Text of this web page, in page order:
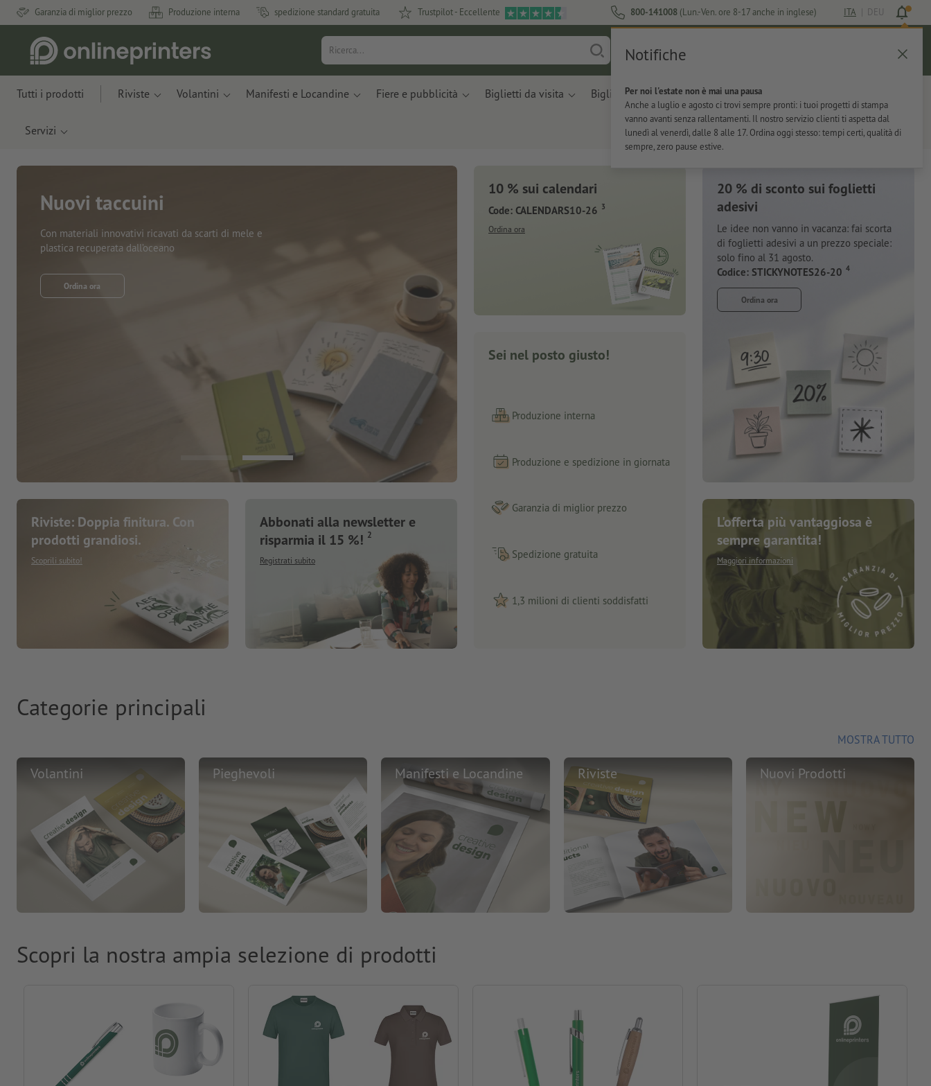
Garanzia di miglior prezzo Produzione interna spedizione standard gratuita Trustpilot - Eccellente 800-141008 (Lun.-Ven. ore 8-17 anche in inglese) ITA | DEU
Notifiche
Per noi l'estate non è mai una pausa
Anche a luglio e agosto ci trovi sempre pronti: i tuoi progetti di stampa
vanno avanti senza rallentamenti. Il nostro servizio clienti ti aspetta dal
lunedì al venerdì, dalle 8 alle 17. Ordina oggi stesso: tempi certi, qualità di
sempre, zero pause estive.
Carrello
Tutti i prodotti Riviste Volantini Manifesti e Locandine Fiere e pubblicità Biglietti da visita Biglietti Per l'ufficio Adesivi
Servizi
Nuovi taccuini
Con materiali innovativi ricavati da scarti di mele e
plastica recuperata dall’oceano
Ordina ora
Riviste: Doppia finitura. Con
prodotti grandiosi.
Scoprili subito!
Abbonati alla newsletter e
risparmia il 15 %! 2
Registrati subito
10 % sui calendari
Code: CALENDARS10-26 3
Ordina ora
Sei nel posto giusto!
Produzione interna
Produzione e spedizione in giornata
Garanzia di miglior prezzo
Spedizione gratuita
1,3 milioni di clienti soddisfatti
20 % di sconto sui foglietti
adesivi
Le idee non vanno in vacanza: fai scorta
di foglietti adesivi a un prezzo speciale:
solo fino al 31 agosto.
Codice: STICKYNOTES26-20 4
Ordina ora
L'offerta più vantaggiosa è
sempre garantita!
Maggiori informazioni
Categorie principali
MOSTRA TUTTO
Volantini Pieghevoli Manifesti e Locandine Riviste Nuovi Prodotti
Scopri la nostra ampia selezione di prodotti